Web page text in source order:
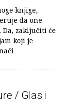
knjige,
da one
zaključiti će
koji je
/ Glas i